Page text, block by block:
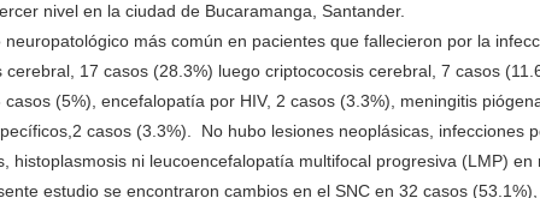
nivel en la ciudad de Bucaramanga, Santander.
más común en pacientes que fallecieron por la
cerebral, 17 casos (28.3%) luego criptococosis cerebral, 7 casos
(5%), encefalopatía por HIV, 2 casos (3.3%), meningitis
casos (3.3%). No hubo lesiones neoplásicas, infecciones
histoplasmosis ni leucoencefalopatía multifocal progresiva (LMP) en
estudio se encontraron cambios en el SNC en 32 casos